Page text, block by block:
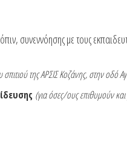
συνεννόησης με τους
της ΑΡΣΙΣ Κοζάνης, στην οδό
(για όσες/ους επιθυμούν